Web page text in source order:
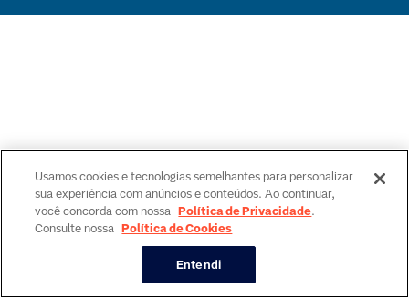
Usamos cookies e tecnologias semelhantes para personalizar
sua experiência com anúncios e conteúdos. Ao continuar,
você concorda com nossa Política de Privacidade.
Consulte nossa Política de Cookies
Entendi